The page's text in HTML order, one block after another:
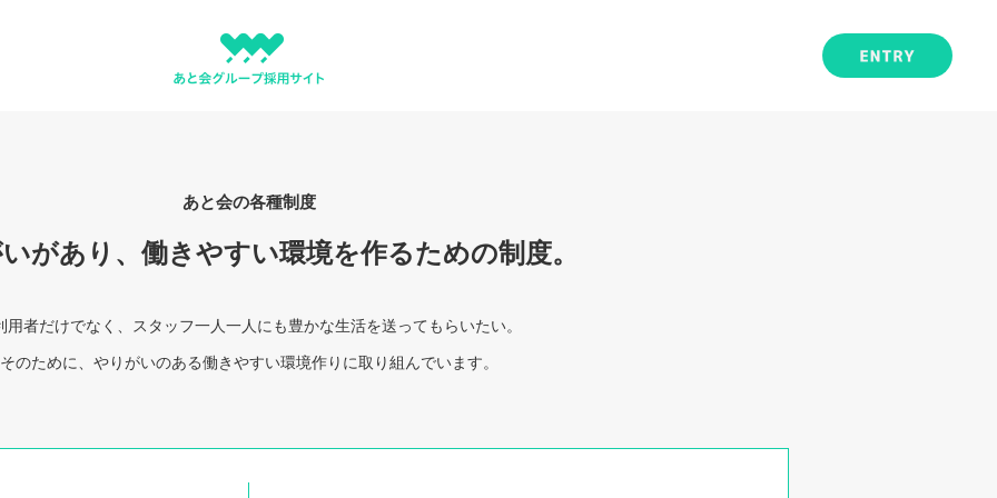
あと会の各種制度
があり、働きやすい環境を作るための制度。
用者だけでなく、スタッフ一人一人にも豊かな生活を送ってもらいたい。
そのために、やりがいのある働きやすい環境作りに取り組んでいます。